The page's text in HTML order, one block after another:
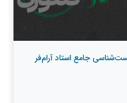
جامع استاد آرام‌فر